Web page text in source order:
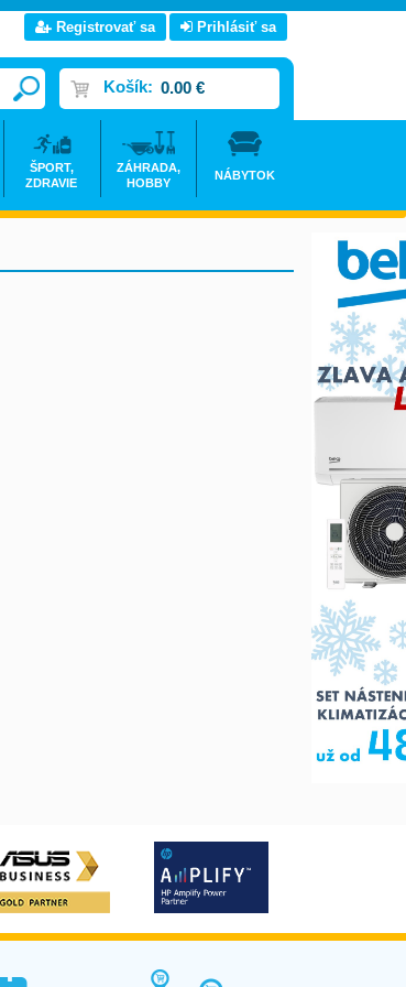
Registrovať sa Prihlásiť sa
Košík: 0.00 €
ŠPORT,
ZDRAVIE
ZÁHRADA,
HOBBY
NÁBYTOK